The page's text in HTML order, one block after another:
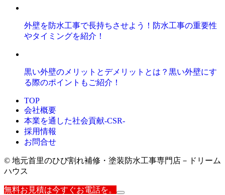
外壁を防水工事で長持ちさせよう！防水工事の重要性
やタイミングを紹介！
黒い外壁のメリットとデメリットとは？黒い外壁にす
る際のポイントもご紹介！
TOP
会社概要
本業を通した社会貢献-CSR-
採用情報
お問合せ
© 地元首里のひび割れ補修・塗装防水工事専門店－ドリーム
ハウス
無料お見積は今すぐお電話を。